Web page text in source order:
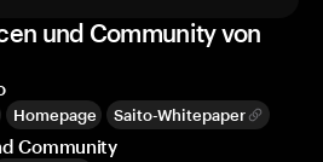
und Community von
Homepage Saito-Whitepaper
Community